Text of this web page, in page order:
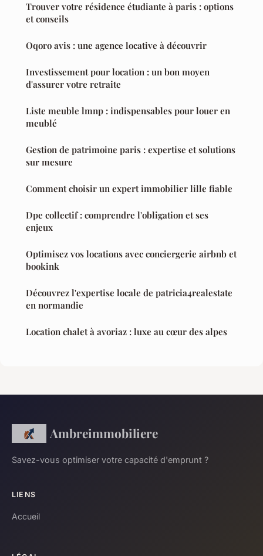
Trouver votre résidence étudiante à paris : options
et conseils
Oqoro avis : une agence locative à découvrir
Investissement pour location : un bon moyen
d'assurer votre retraite
Liste meuble lmnp : indispensables pour louer en
meublé
Gestion de patrimoine paris : expertise et solutions
sur mesure
Comment choisir un expert immobilier lille fiable
Dpe collectif : comprendre l'obligation et ses
enjeux
Optimisez vos locations avec conciergerie airbnb et
bookink
Découvrez l'expertise locale de patricia4realestate
en normandie
Location chalet à avoriaz : luxe au cœur des alpes
Ambreimmobiliere
Savez-vous optimiser votre capacité d'emprunt ?
LIENS
Accueil